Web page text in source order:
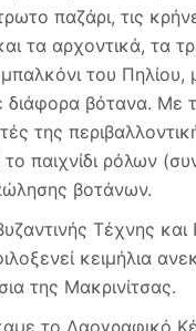
παζάρι, τις
τα αρχοντικά, τα
του Πηλίου,
βότανα. Με
της
παιχνίδι ρόλων
βοτάνων.
Τέχνης και
κειμήλια
της Μακρινίτσας.
το Λαογραφικό